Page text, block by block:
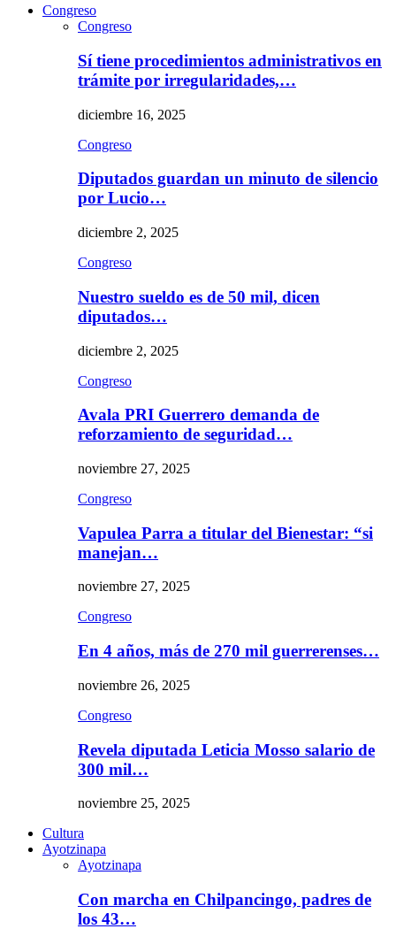
Congreso
Congreso
Sí tiene procedimientos administrativos en
trámite por irregularidades,…
diciembre 16, 2025
Congreso
Diputados guardan un minuto de silencio
por Lucio…
diciembre 2, 2025
Congreso
Nuestro sueldo es de 50 mil, dicen
diputados…
diciembre 2, 2025
Congreso
Avala PRI Guerrero demanda de
reforzamiento de seguridad…
noviembre 27, 2025
Congreso
Vapulea Parra a titular del Bienestar: “si
manejan…
noviembre 27, 2025
Congreso
En 4 años, más de 270 mil guerrerenses…
noviembre 26, 2025
Congreso
Revela diputada Leticia Mosso salario de
300 mil…
noviembre 25, 2025
Cultura
Ayotzinapa
Ayotzinapa
Con marcha en Chilpancingo, padres de
los 43…